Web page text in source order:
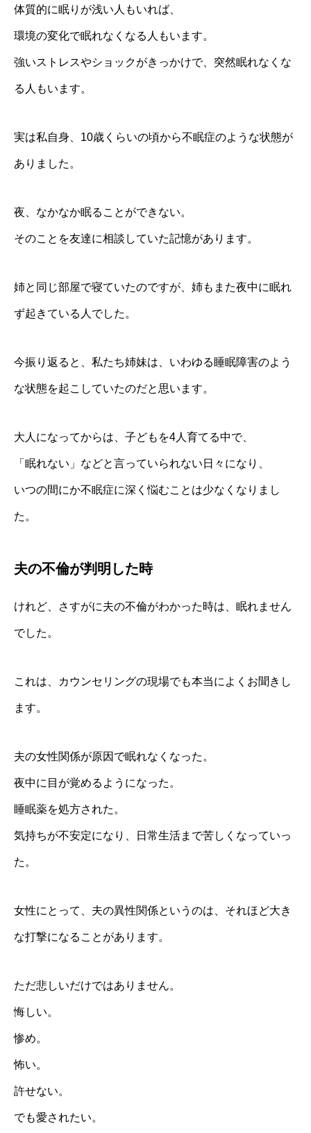
体質的に眠りが浅い人もいれば、
環境の変化で眠れなくなる人もいます。
強いストレスやショックがきっかけで、突然眠れなくな
る人もいます。
実は私自身、10歳くらいの頃から不眠症のような状態が
ありました。
夜、なかなか眠ることができない。
そのことを友達に相談していた記憶があります。
姉と同じ部屋で寝ていたのですが、姉もまた夜中に眠れ
ず起きている人でした。
今振り返ると、私たち姉妹は、いわゆる睡眠障害のよう
な状態を起こしていたのだと思います。
大人になってからは、子どもを4人育てる中で、
「眠れない」などと言っていられない日々になり、
いつの間にか不眠症に深く悩むことは少なくなりまし
た。
夫の不倫が判明した時
けれど、さすがに夫の不倫がわかった時は、眠れません
でした。
これは、カウンセリングの現場でも本当によくお聞きし
ます。
夫の女性関係が原因で眠れなくなった。
夜中に目が覚めるようになった。
睡眠薬を処方された。
気持ちが不安定になり、日常生活まで苦しくなっていっ
た。
女性にとって、夫の異性関係というのは、それほど大き
な打撃になることがあります。
ただ悲しいだけではありません。
悔しい。
惨め。
怖い。
許せない。
でも愛されたい。